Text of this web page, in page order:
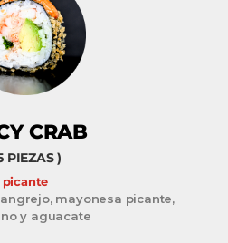
CRAB
PIEZAS )
picante
mayonesa picante,
y aguacate